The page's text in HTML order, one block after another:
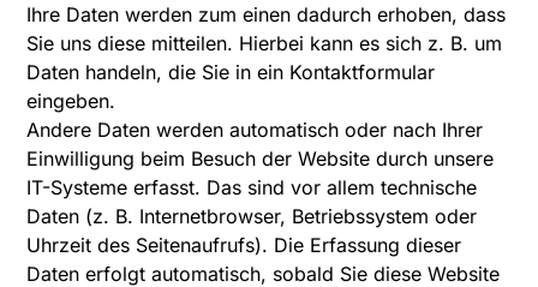
Ihre Daten werden zum einen dadurch erhoben, dass
Sie uns diese mitteilen. Hierbei kann es sich z. B. um
Daten handeln, die Sie in ein Kontaktformular
eingeben.
Andere Daten werden automatisch oder nach Ihrer
Einwilligung beim Besuch der Website durch unsere
IT-Systeme erfasst. Das sind vor allem technische
Daten (z. B. Internetbrowser, Betriebssystem oder
Uhrzeit des Seitenaufrufs). Die Erfassung dieser
Daten erfolgt automatisch, sobald Sie diese Website